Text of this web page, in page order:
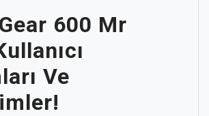
600 Mr
Ve